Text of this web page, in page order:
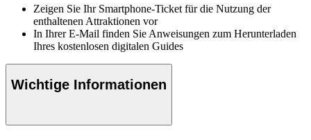
Zeigen Sie Ihr Smartphone-Ticket für die Nutzung der
enthaltenen Attraktionen vor
In Ihrer E-Mail finden Sie Anweisungen zum Herunterladen
Ihres kostenlosen digitalen Guides
Wichtige Informationen